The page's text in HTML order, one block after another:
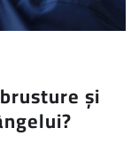
și